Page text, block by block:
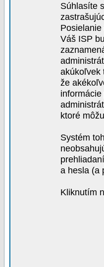
Súhlasíte
Váš ISP
akúkoľvek
že
ktoré
Systém
a hesla (a
Kliknutím